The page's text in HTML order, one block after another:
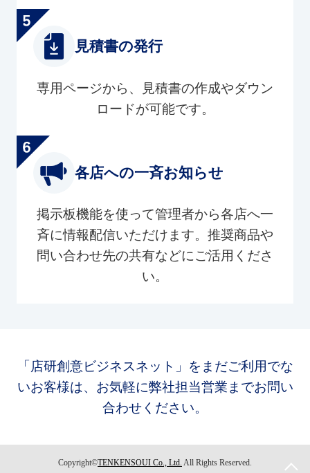
見積書の発行
専用ページから、見積書の作成やダウン
ロードが可能です。
各店への一斉お知らせ
掲示板機能を使って管理者から各店へ一
斉に情報配信いただけます。推奨商品や
問い合わせ先の共有などにご活用くださ
い。
「店研創意ビジネスネット」をまだご利用でな
いお客様は、お気軽に弊社担当営業までお問い
合わせください。
Copyright©TENKENSOUI Co., Ltd. All Rights Reserved.